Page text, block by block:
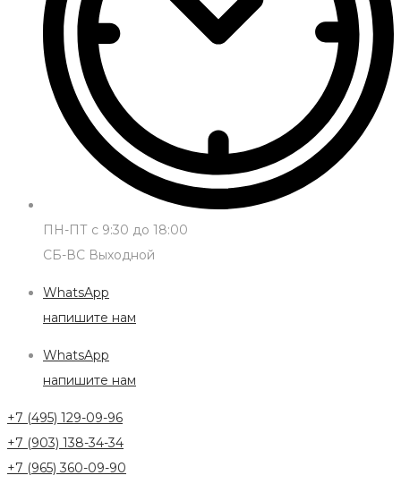
ПН-ПТ с 9:30 до 18:00
СБ-ВС Выходной
WhatsApp
напишите нам
WhatsApp
напишите нам
+7 (495) 129-09-96
+7 (903) 138-34-34
+7 (965) 360-09-90